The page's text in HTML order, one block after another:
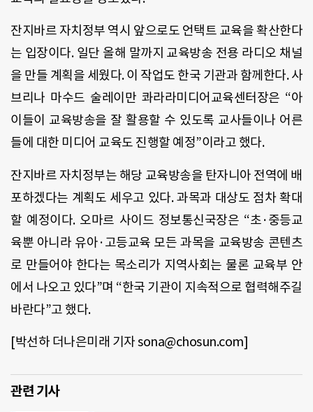
잔지바르 자치정부 역시 앞으로도 언택트 교육을 확산한다
는 입장이다. 일단 올해 말까지 교육방송 전용 라디오 채널
을 만들 계획을 세웠다. 이 작업도 한국 기관과 함께한다. 사
브리나 마수드 술레이만 콰라라미디어교육센터장은 “아
이들이 교육방송을 잘 활용할 수 있도록 교사들이나 어른
들에 대한 미디어 교육도 진행할 예정”이라고 했다.
잔지바르 자치정부는 해당 교육방송을 탄자니아 전역에 배
포하겠다는 계획도 세우고 있다. 과목과 대상도 점차 확대
할 예정이다. 오마르 사이드 정보통신국장은 “초·중등교
육뿐 아니라 유아·고등교육 모든 과목을 교육방송 콘텐츠
로 만들어야 한다는 목소리가 지역사회는 물론 교육부 안
에서 나오고 있다”며 “한국 기관이 지속적으로 협력해주길
바란다”고 했다.
[박선하 더나은미래 기자sona@chosun.com]
관련 기사